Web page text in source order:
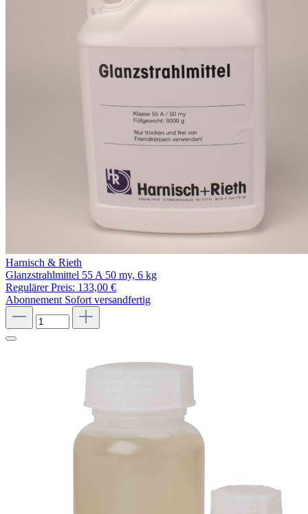
Harnisch & Rieth
Glanzstrahlmittel 55 A 50 my, 6 kg
Regulärer Preis: 133,00 €
Abonnement Sofort versandfertig